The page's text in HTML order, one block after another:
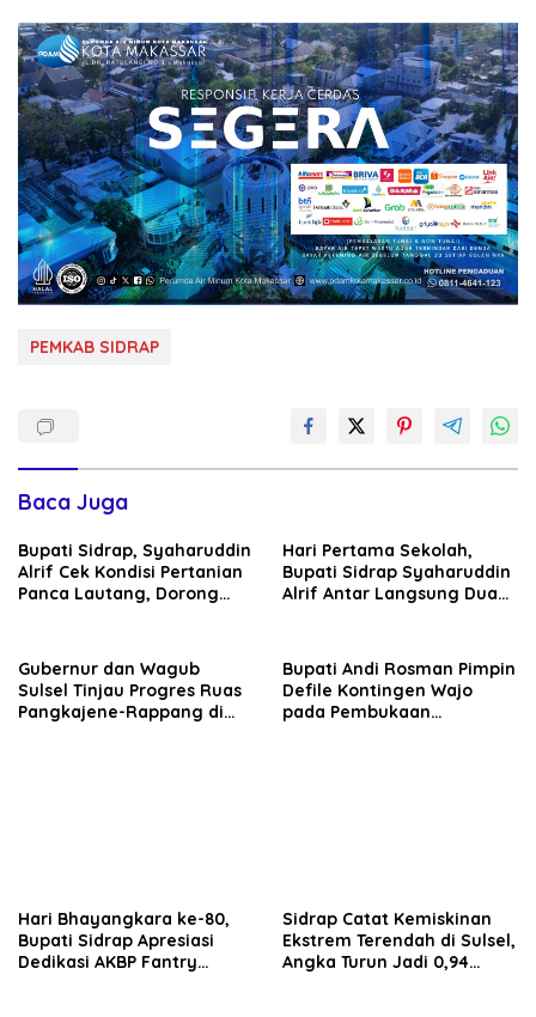
PEMKAB SIDRAP
Baca Juga
Bupati Sidrap, Syaharuddin
Alrif Cek Kondisi Pertanian
Panca Lautang, Dorong
Hari Pertama Sekolah,
Bupati Sidrap Syaharuddin
Alrif Antar Langsung Dua
Gubernur dan Wagub
Sulsel Tinjau Progres Ruas
Pangkajene-Rappang di
Bupati Andi Rosman Pimpin
Defile Kontingen Wajo
pada Pembukaan
Hari Bhayangkara ke-80,
Bupati Sidrap Apresiasi
Dedikasi AKBP Fantry
Sidrap Catat Kemiskinan
Ekstrem Terendah di Sulsel,
Angka Turun Jadi 0,94